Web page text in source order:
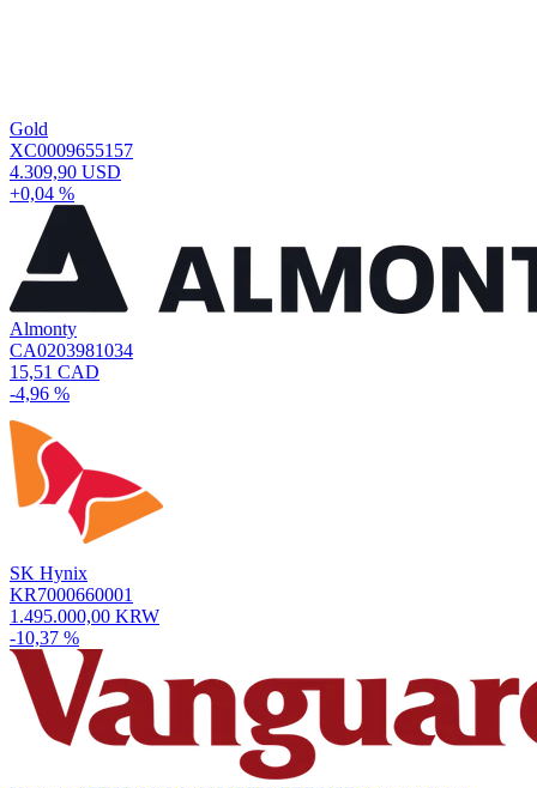
Gold
XC0009655157
4.309,90 USD
+0,04 %
Almonty
CA0203981034
15,51 CAD
-4,96 %
SK Hynix
KR7000660001
1.495.000,00 KRW
-10,37 %